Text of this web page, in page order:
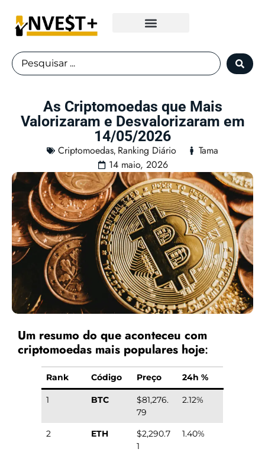
As Criptomoedas que Mais
Valorizaram e Desvalorizaram em
14/05/2026
Criptomoedas, Ranking Diário
Tama
14 maio, 2026
Um resumo do que aconteceu com
criptomoedas mais populares hoje:
Rank Código Preço 24h %
1 BTC
$81,276.
79
2.12%
2 ETH
$2,290.7
1
1.40%